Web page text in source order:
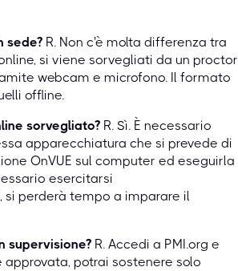
sede? R. Non c'è molta differenza tra
si viene sorvegliati da un proctor
webcam e microfono. Il formato
offline.
sorvegliato? R. Sì. È necessario
apparecchiatura che si prevede di
OnVUE sul computer ed eseguirla
esercitarsi
si perderà tempo a imparare il
supervisione? R. Accedi a PMI.org e
potrai sostenere solo